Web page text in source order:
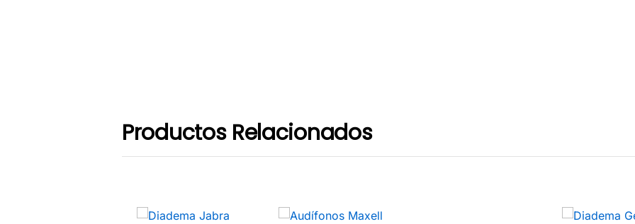
Productos Relacionados